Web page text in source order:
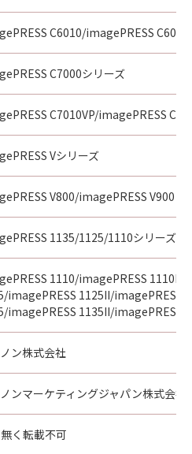
C6010/imagePRESS C6011
C7000シリーズ
C7010VP/imagePRESS
Vシリーズ
V800/imagePRESS V900
1135/1125/1110シリーズ
1110/imagePRESS 1110II/
imagePRESS 1125II/imagePRESS
imagePRESS 1135II/imagePRESS
ン株式会社
ンマーケティングジャパン株式会社
く転載不可